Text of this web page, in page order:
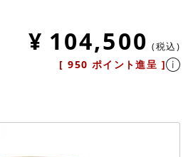
¥ 104,500 税込
[ 950 ポイント進呈 ]